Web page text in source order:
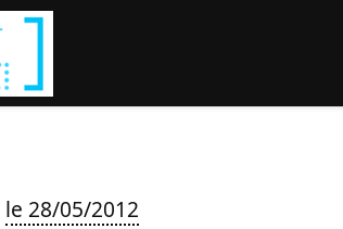
le 28/05/2012